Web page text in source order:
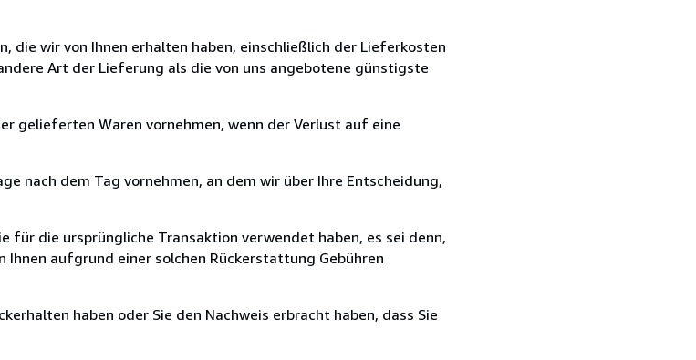
die wir von Ihnen erhalten haben, einschließlich der Lieferkosten
Art der Lieferung als die von uns angebotene günstigste
gelieferten Waren vornehmen, wenn der Verlust auf eine
nach dem Tag vornehmen, an dem wir über Ihre Entscheidung,
für die ursprüngliche Transaktion verwendet haben, es sei denn,
Ihnen aufgrund einer solchen Rückerstattung Gebühren
haben oder Sie den Nachweis erbracht haben, dass Sie